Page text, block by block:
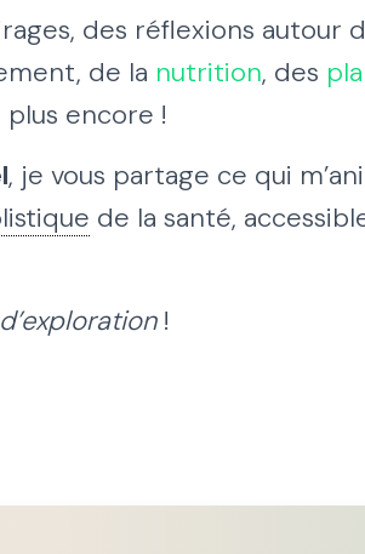
des réflexions autour
de la nutrition, des
encore !
, je vous partage ce qui
de la santé,
!